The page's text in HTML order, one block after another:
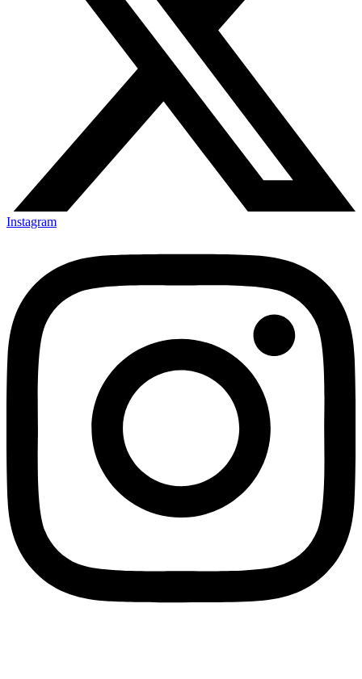
Instagram